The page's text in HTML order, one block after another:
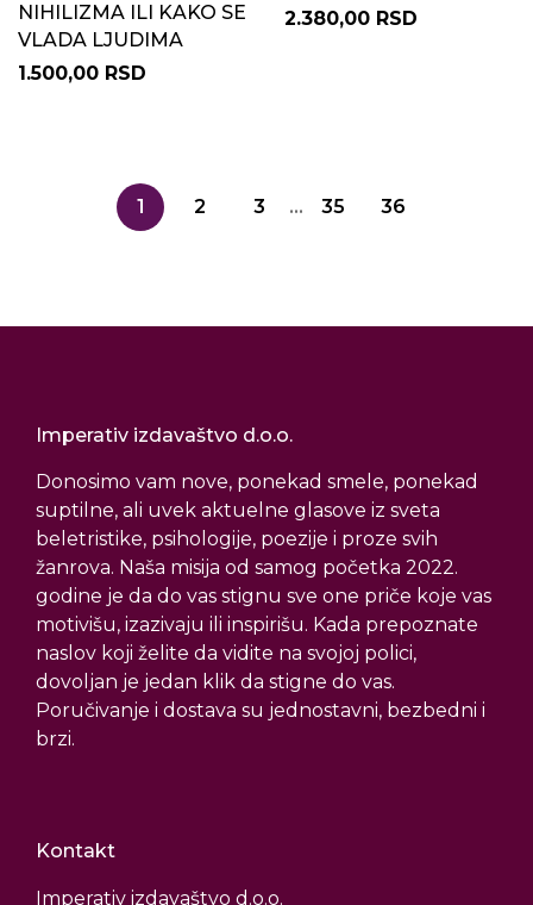
NIHILIZMA ILI KAKO SE
VLADA LJUDIMA
1.500,00 RSD
2.380,00 RSD
1 2 3 ... 35 36
Imperativ izdavaštvo d.o.o.
Donosimo vam nove, ponekad smele, ponekad
suptilne, ali uvek aktuelne glasove iz sveta
beletristike, psihologije, poezije i proze svih
žanrova. Naša misija od samog početka 2022.
godine je da do vas stignu sve one priče koje vas
motivišu, izazivaju ili inspirišu. Kada prepoznate
naslov koji želite da vidite na svojoj polici,
dovoljan je jedan klik da stigne do vas.
Poručivanje i dostava su jednostavni, bezbedni i
brzi.
Kontakt
Imperativ izdavaštvo d.o.o.